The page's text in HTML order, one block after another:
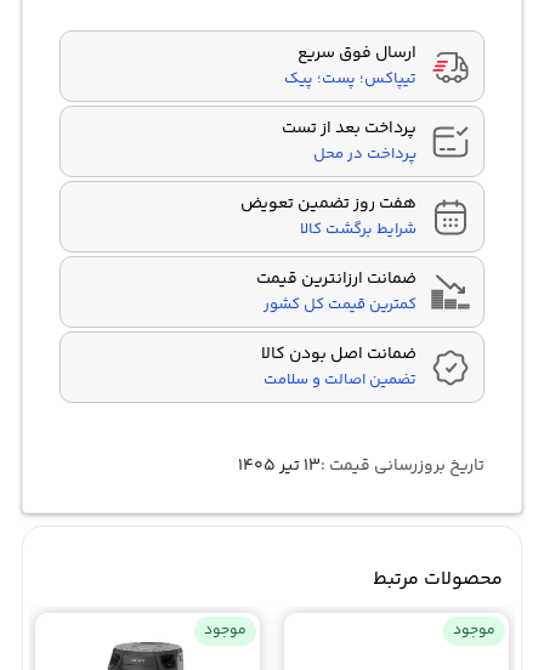
ratings
ارسال فوق سریع
تیپاکس؛ پست؛ پیک
پرداخت بعد از تست
پرداخت در محل
هفت روز تضمین تعویض
شرایط برگشت کالا
ضمانت ارزانترین قیمت
کمترین قیمت کل کشور
ضمانت اصل بودن کالا
تضمین اصالت و سلامت
تاریخ بروزرسانی قیمت :۱۳ تیر ۱۴۰۵
محصولات مرتبط
موجود موجود